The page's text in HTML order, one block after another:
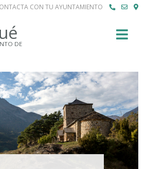
CON TU AYUNTAMIENTO
DE